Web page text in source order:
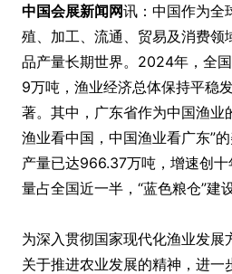
中国会展新闻网讯：中国作为全
殖、加工、流通、贸易及消费领
品产量长期世界。2024年，全
9万吨，渔业经济总体保持平稳
著。其中，广东省作为中国渔业
渔业看中国，中国渔业看广东”
产量已达966.37万吨，增速创
量占全国近一半，“蓝色粮仓”建
为深入贯彻国家现代化渔业发展
关于推进农业发展的精神，进一